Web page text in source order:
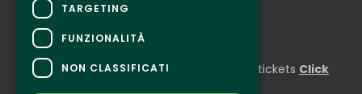
CONTACTS
For information and support in purchasing tickets Click
TARGETING
FUNZIONALITÀ
NON CLASSIFICATI